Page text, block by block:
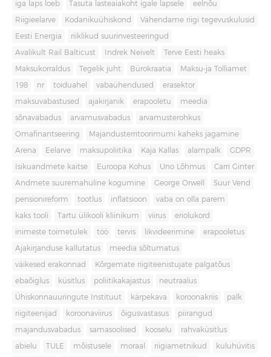
iga laps loeb Tasuta lasteaiakoht igale lapsele eelnõu
Riigieelarve Kodanikuühiskond Vähendame riigi tegevuskulusid
Eesti Energia riiklikud suurinvesteeringud
Avalikult Rail Balticust Indrek Neivelt Terve Eesti heaks
Maksukorraldus Tegelik juht Bürokraatia Maksu-ja Tolliamet
198 nr toiduahel vabaühendused erasektor
maksuvabastused ajakirjanik erapooletu meedia
sõnavabadus arvamusvabadus arvamusterohkus
Omafinantseering Majandusterritoorimumi kaheks jagamine
Arena Eelarve maksupoliitika Kaja Kallas alampalk GDPR
Isikuandmete kaitse Euroopa Kohus Uno Lõhmus Carri Ginter
Andmete suuremahuline kogumine George Orwell Suur Vend
pensionireform tootlus inflatsioon vaba on olla parem
kaks tooli Tartu ülikooli kliinikum viirus eriolukord
inimeste toimetulek töö tervis likvideerimine erapooletus
Ajakirjanduse kallutatus meedia sõltumatus
väikesed erakonnad Kõrgemate riigiteenistujate palgatõus
ebaõiglus küsitlus poliitikakajastus neutraalus
Ühiskonnauuringute Instituut kärpekava koroonakriis palk
riigiteenijad koroonaviirus õigusvastasus piirangud
majandusvabadus samasoolised kooselu rahvaküsitlus
abielu TULE mõistusele moraal riigiametnikud kuluhüvitis